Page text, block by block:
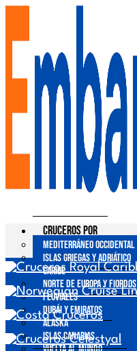
Cruceros por
Mediterráneo Occidental
Islas Griegas y Adriático
Caribe
Norte de Europa y Fiordos
Fluviales
Dubái y Emiratos
Alaska
Islas Canarias